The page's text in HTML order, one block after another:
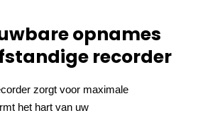
opnames
recorder
zorgt voor maximale
het hart van uw